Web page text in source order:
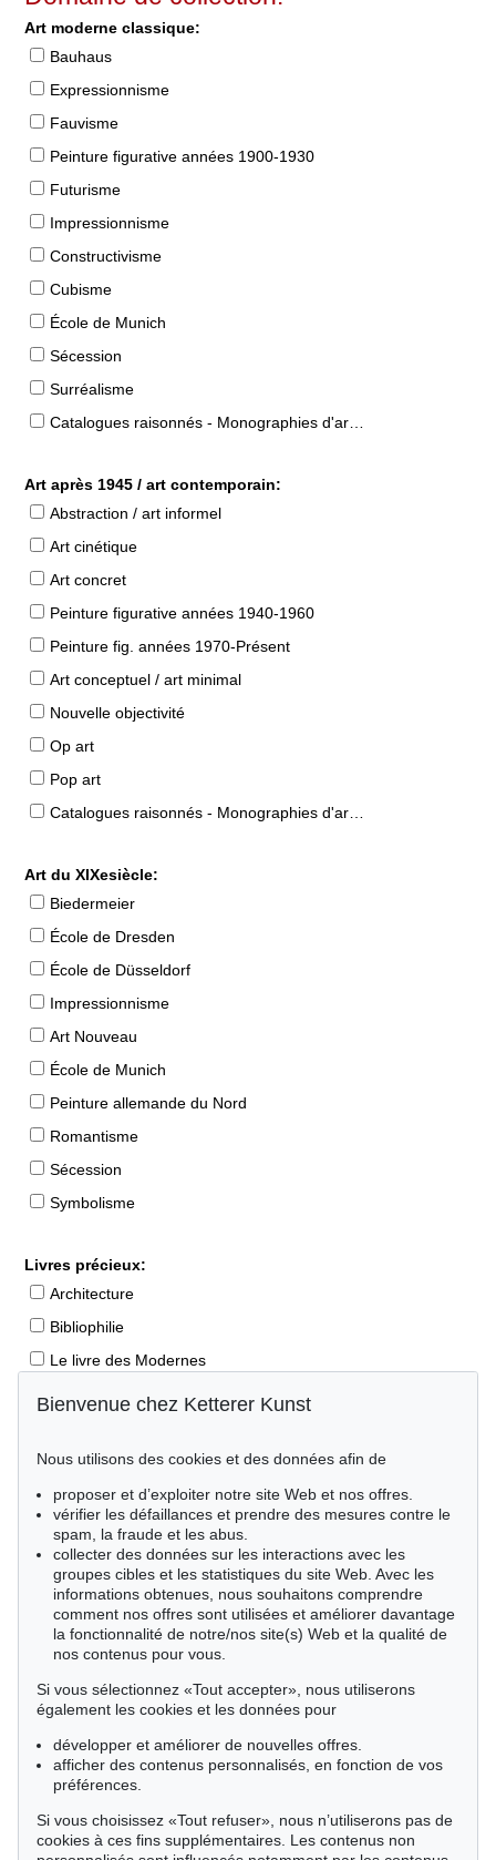
Art moderne classique:
Bauhaus
Expressionnisme
Fauvisme
Peinture figurative années 1900-1930
Futurisme
Impressionnisme
Constructivisme
Cubisme
École de Munich
Sécession
Surréalisme
Catalogues raisonnés - Monographies d'artistes
Art après 1945 / art contemporain:
Abstraction / art informel
Art cinétique
Art concret
Peinture figurative années 1940-1960
Peinture fig. années 1970-Présent
Art conceptuel / art minimal
Nouvelle objectivité
Op art
Pop art
Catalogues raisonnés - Monographies d'artistes
Art du XIXesiècle:
Biedermeier
École de Dresden
École de Düsseldorf
Impressionnisme
Art Nouveau
École de Munich
Peinture allemande du Nord
Romantisme
Sécession
Symbolisme
Livres précieux:
Architecture
Bibliophilie
Le livre des Modernes
Incunables et livres du XVIe siècle
Géographie et voyages
Éditions princeps
Manuscrits anciens
Autographes
Livres pour enfants
Style de vie
Événements clés des sciences naturelles
Littérature mondiale
Merveilles de la nature
Cimélie
Trier par:
Bienvenue chez Ketterer Kunst
Nous utilisons des cookies et des données afin de
proposer et d’exploiter notre site Web et nos offres.
vérifier les défaillances et prendre des mesures contre le
spam, la fraude et les abus.
collecter des données sur les interactions avec les
groupes cibles et les statistiques du site Web. Avec les
informations obtenues, nous souhaitons comprendre
comment nos offres sont utilisées et améliorer davantage
la fonctionnalité de notre/nos site(s) Web et la qualité de
nos contenus pour vous.
Si vous sélectionnez «Tout accepter», nous utiliserons
également les cookies et les données pour
développer et améliorer de nouvelles offres.
afficher des contenus personnalisés, en fonction de vos
préférences.
Si vous choisissez «Tout refuser», nous n’utiliserons pas de
cookies à ces fins supplémentaires. Les contenus non